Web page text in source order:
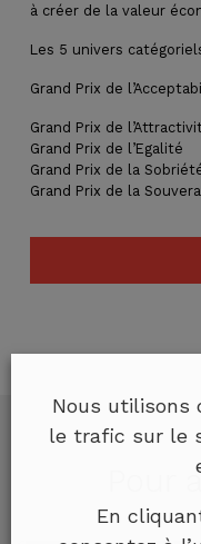
à créer de la valeur
Les 5 univers
Grand Prix de
Grand Prix de
Grand Prix de l’Egalité
Grand Prix de la
Grand Prix de la
Pour
Nous utilisons
le trafic sur le
En